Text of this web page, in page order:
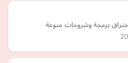
اختراق برمجة وشروحات منوعة